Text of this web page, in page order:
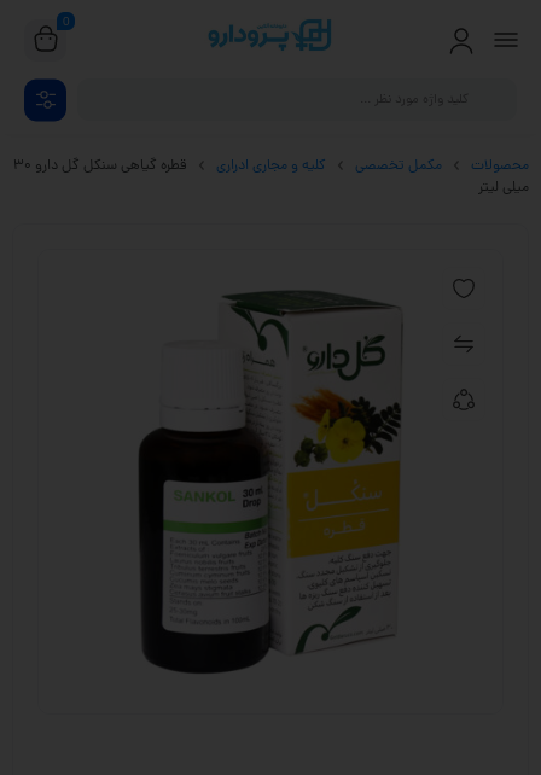
0
محصولات مکمل تخصصی کلیه و مجاری ادراری
قطره گیاهی سنكل گل دارو ۳۰
میلی لیتر